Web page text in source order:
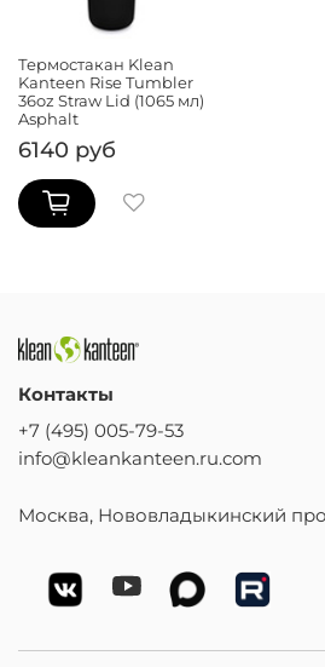
Термостакан Klean
Kanteen Rise Tumbler
36oz Straw Lid (1065 мл)
Asphalt
6140 руб
Контакты
+7 (495) 005-79-53
info@kleankanteen.ru.com
Москва, Нововладыкинский